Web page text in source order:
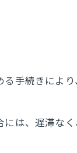
手続きによ
は、遅滞な